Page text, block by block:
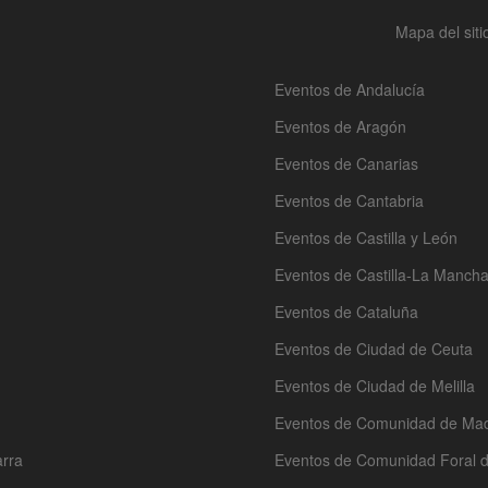
Mapa del
Eventos de Andalucía
Eventos de Aragón
Eventos de Canarias
Eventos de Cantabria
Eventos de Castilla y León
Eventos de Castilla-La Mancha
Eventos de Cataluña
Eventos de Ciudad de Ceuta
Eventos de Ciudad de Melilla
Eventos de Comunidad de
Eventos de Comunidad Foral